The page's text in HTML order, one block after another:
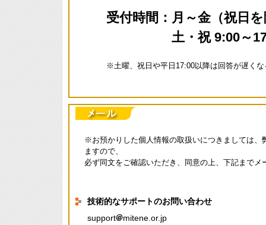
受付時間：月～金（祝日
土・祝 9:00～
※土曜、祝日や平日17:00以降は回答が遅く
※お預かりした個人情報の取扱いにつきましては、
ますので、
必ず同文をご確認いただき、同意の上、下記までメ
技術的なサポートのお問い合わせ
support
mitene.or.jp